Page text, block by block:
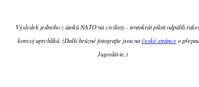
Výsledek jednoho z útoků NATO na civilisty - tentokrát piloti odpálili
konvoj uprchlíků. (Další hrůzné fotografie jsou načeské stránce o
Jugoslávie.)